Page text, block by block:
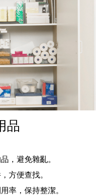
品
，避免雜亂。
方便查找。
率，保持整潔。